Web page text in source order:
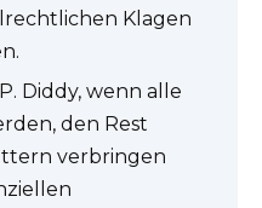
Klagen
Diddy, wenn alle
den Rest
verbringen